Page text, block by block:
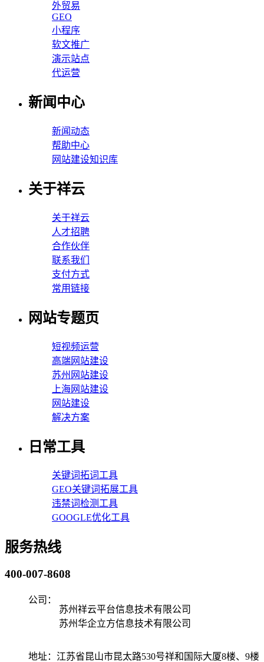
外贸易
GEO
小程序
软文推广
演示站点
代运营
新闻中心
新闻动态
帮助中心
网站建设知识库
关于祥云
关于祥云
人才招聘
合作伙伴
联系我们
支付方式
常用链接
网站专题页
短视频运营
高端网站建设
苏州网站建设
上海网站建设
网站建设
解决方案
日常工具
关键词拓词工具
GEO关键词拓展工具
违禁词检测工具
GOOGLE优化工具
服务热线
400-007-8608
公司：
苏州祥云平台信息技术有限公司
苏州华企立方信息技术有限公司
地址：江苏省昆山市昆太路530号祥和国际大厦8楼、9楼